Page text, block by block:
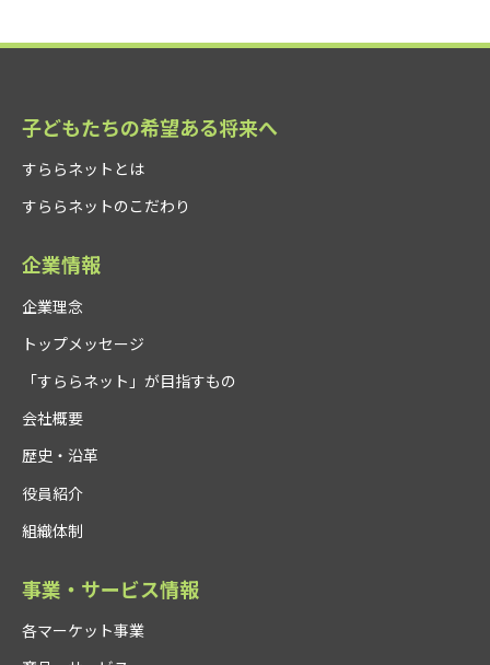
子どもたちの希望ある将来へ
すららネットとは
すららネットのこだわり
企業情報
企業理念
トップメッセージ
「すららネット」が目指すもの
会社概要
歴史・沿革
役員紹介
組織体制
事業・サービス情報
各マーケット事業